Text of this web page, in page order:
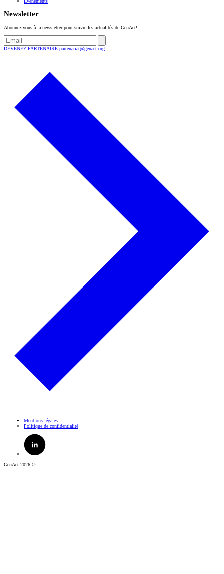
Newsletter
Abonnez-vous à la newsletter pour suivre les actualités de GenAct!
DEVENEZ PARTENAIRE partenariat@genact.org
Mentions légales
Politique de confidentialité
GenAct 2026 ©